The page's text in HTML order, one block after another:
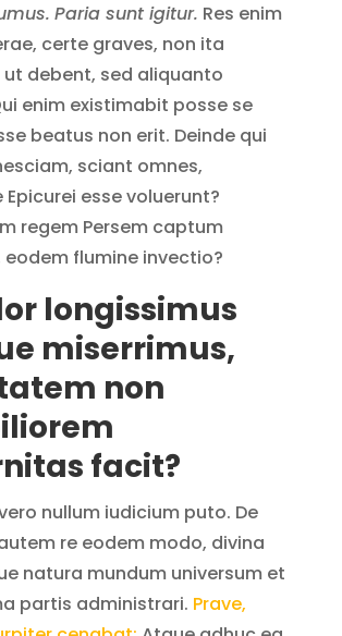
Paria sunt igitur. Res enim
certe graves, non ita
debent, sed aliquanto
enim existimabit posse se
beatus non erit. Deinde qui
sciant omnes,
esse voluerunt?
regem Persem captum
flumine invectio?
longissimus
miserrimus,
non
facit?
nullum iudicium puto. De
re eodem modo, divina
natura mundum universum et
partis administrari. Prave,